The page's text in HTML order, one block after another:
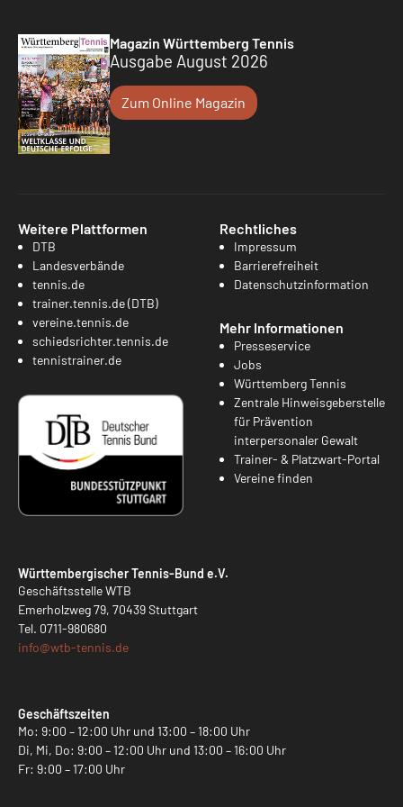
Magazin Württemberg Tennis
Ausgabe August 2026
Zum Online Magazin
Weitere Plattformen
DTB
Landesverbände
tennis.de
trainer.tennis.de (DTB)
vereine.tennis.de
schiedsrichter.tennis.de
tennistrainer.de
Rechtliches
Impressum
Barrierefreiheit
Datenschutzinformation
Mehr Informationen
Presseservice
Jobs
Württemberg Tennis
Zentrale Hinweisgeberstelle
für Prävention
interpersonaler Gewalt
Trainer- & Platzwart-Portal
Vereine finden
Württembergischer Tennis-Bund e.V.
Geschäftsstelle WTB
Emerholzweg 79, 70439 Stuttgart
Tel. 0711-980680
info@wtb-tennis.de
Geschäftszeiten
Mo: 9:00 – 12:00 Uhr und 13:00 – 18:00 Uhr
Di, Mi, Do: 9:00 – 12:00 Uhr und 13:00 – 16:00 Uhr
Fr: 9:00 – 17:00 Uhr